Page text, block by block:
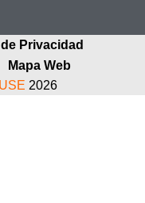
Privacidad
Mapa Web
2026